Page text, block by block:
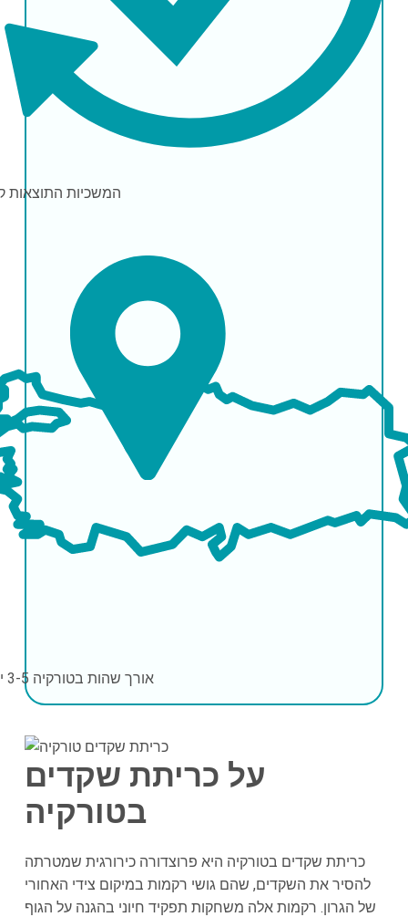
המשכיות התוצאות
אורך שהות בטורקיה 3-5 ימים
על כריתת שקדים
בטורקיה
כריתת שקדים בטורקיה היא פרוצדורה כירורגית שמטרתה
להסיר את השקדים, שהם גושי רקמות במיקום צידי האחורי
של הגרון. רקמות אלה משחקות תפקיד חיוני בהגנה על הגוף